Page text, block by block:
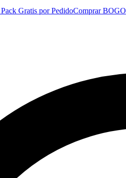
Gratis por PedidoComprar BOGO